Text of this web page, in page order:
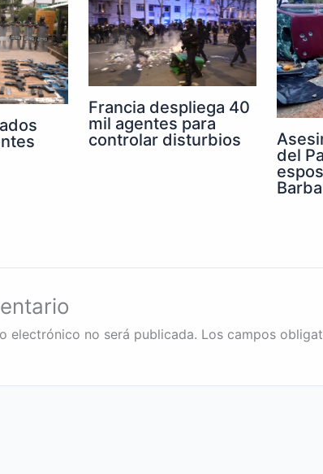
Francia despliega 40
mil agentes para
controlar disturbios
del
electrónico no será publicada. Los campos